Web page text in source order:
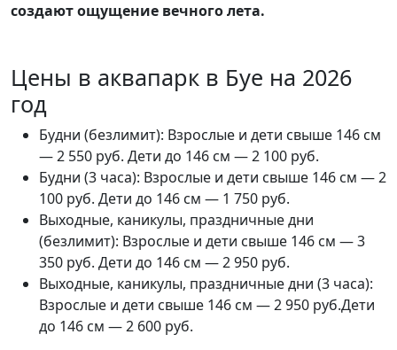
создают ощущение вечного лета.
Цены в аквапарк в Буе на 2026
год
Будни (безлимит): Взрослые и дети свыше 146 см
— 2 550 руб. Дети до 146 см — 2 100 руб.
Будни (3 часа): Взрослые и дети свыше 146 см — 2
100 руб. Дети до 146 см — 1 750 руб.
Выходные, каникулы, праздничные дни
(безлимит): Взрослые и дети свыше 146 см — 3
350 руб. Дети до 146 см — 2 950 руб.
Выходные, каникулы, праздничные дни (3 часа):
Взрослые и дети свыше 146 см — 2 950 руб.Дети
до 146 см — 2 600 руб.